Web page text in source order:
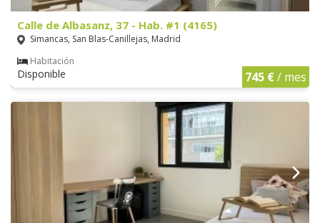
Calle de Albasanz, 37 - Hab. #1 (4165)
Simancas, San Blas-Canillejas, Madrid
Habitación
Disponible 745 €/ mes